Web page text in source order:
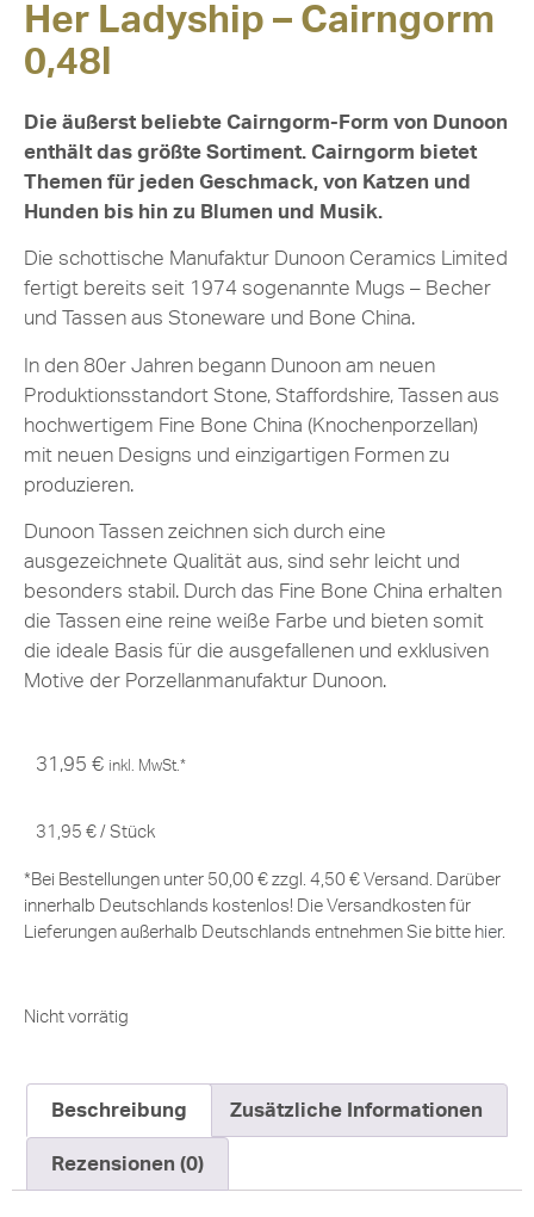
Her Ladyship – Cairngorm
0,48l
Die äußerst beliebte Cairngorm-Form von Dunoon
enthält das größte Sortiment. Cairngorm bietet
Themen für jeden Geschmack, von Katzen und
Hunden bis hin zu Blumen und Musik.
Die schottische Manufaktur Dunoon Ceramics Limited
fertigt bereits seit 1974 sogenannte Mugs – Becher
und Tassen aus Stoneware und Bone China.
In den 80er Jahren begann Dunoon am neuen
Produktionsstandort Stone, Staffordshire, Tassen aus
hochwertigem Fine Bone China (Knochenporzellan)
mit neuen Designs und einzigartigen Formen zu
produzieren.
Dunoon Tassen zeichnen sich durch eine
ausgezeichnete Qualität aus, sind sehr leicht und
besonders stabil. Durch das Fine Bone China erhalten
die Tassen eine reine weiße Farbe und bieten somit
die ideale Basis für die ausgefallenen und exklusiven
Motive der Porzellanmanufaktur Dunoon.
31,95 € inkl. MwSt.*
31,95 € / Stück
*Bei Bestellungen unter 50,00 € zzgl. 4,50 € Versand. Darüber
innerhalb Deutschlands kostenlos! Die Versandkosten für
Lieferungen außerhalb Deutschlands entnehmen Sie bitte hier.
Nicht vorrätig
Beschreibung Zusätzliche Informationen
Rezensionen (0)